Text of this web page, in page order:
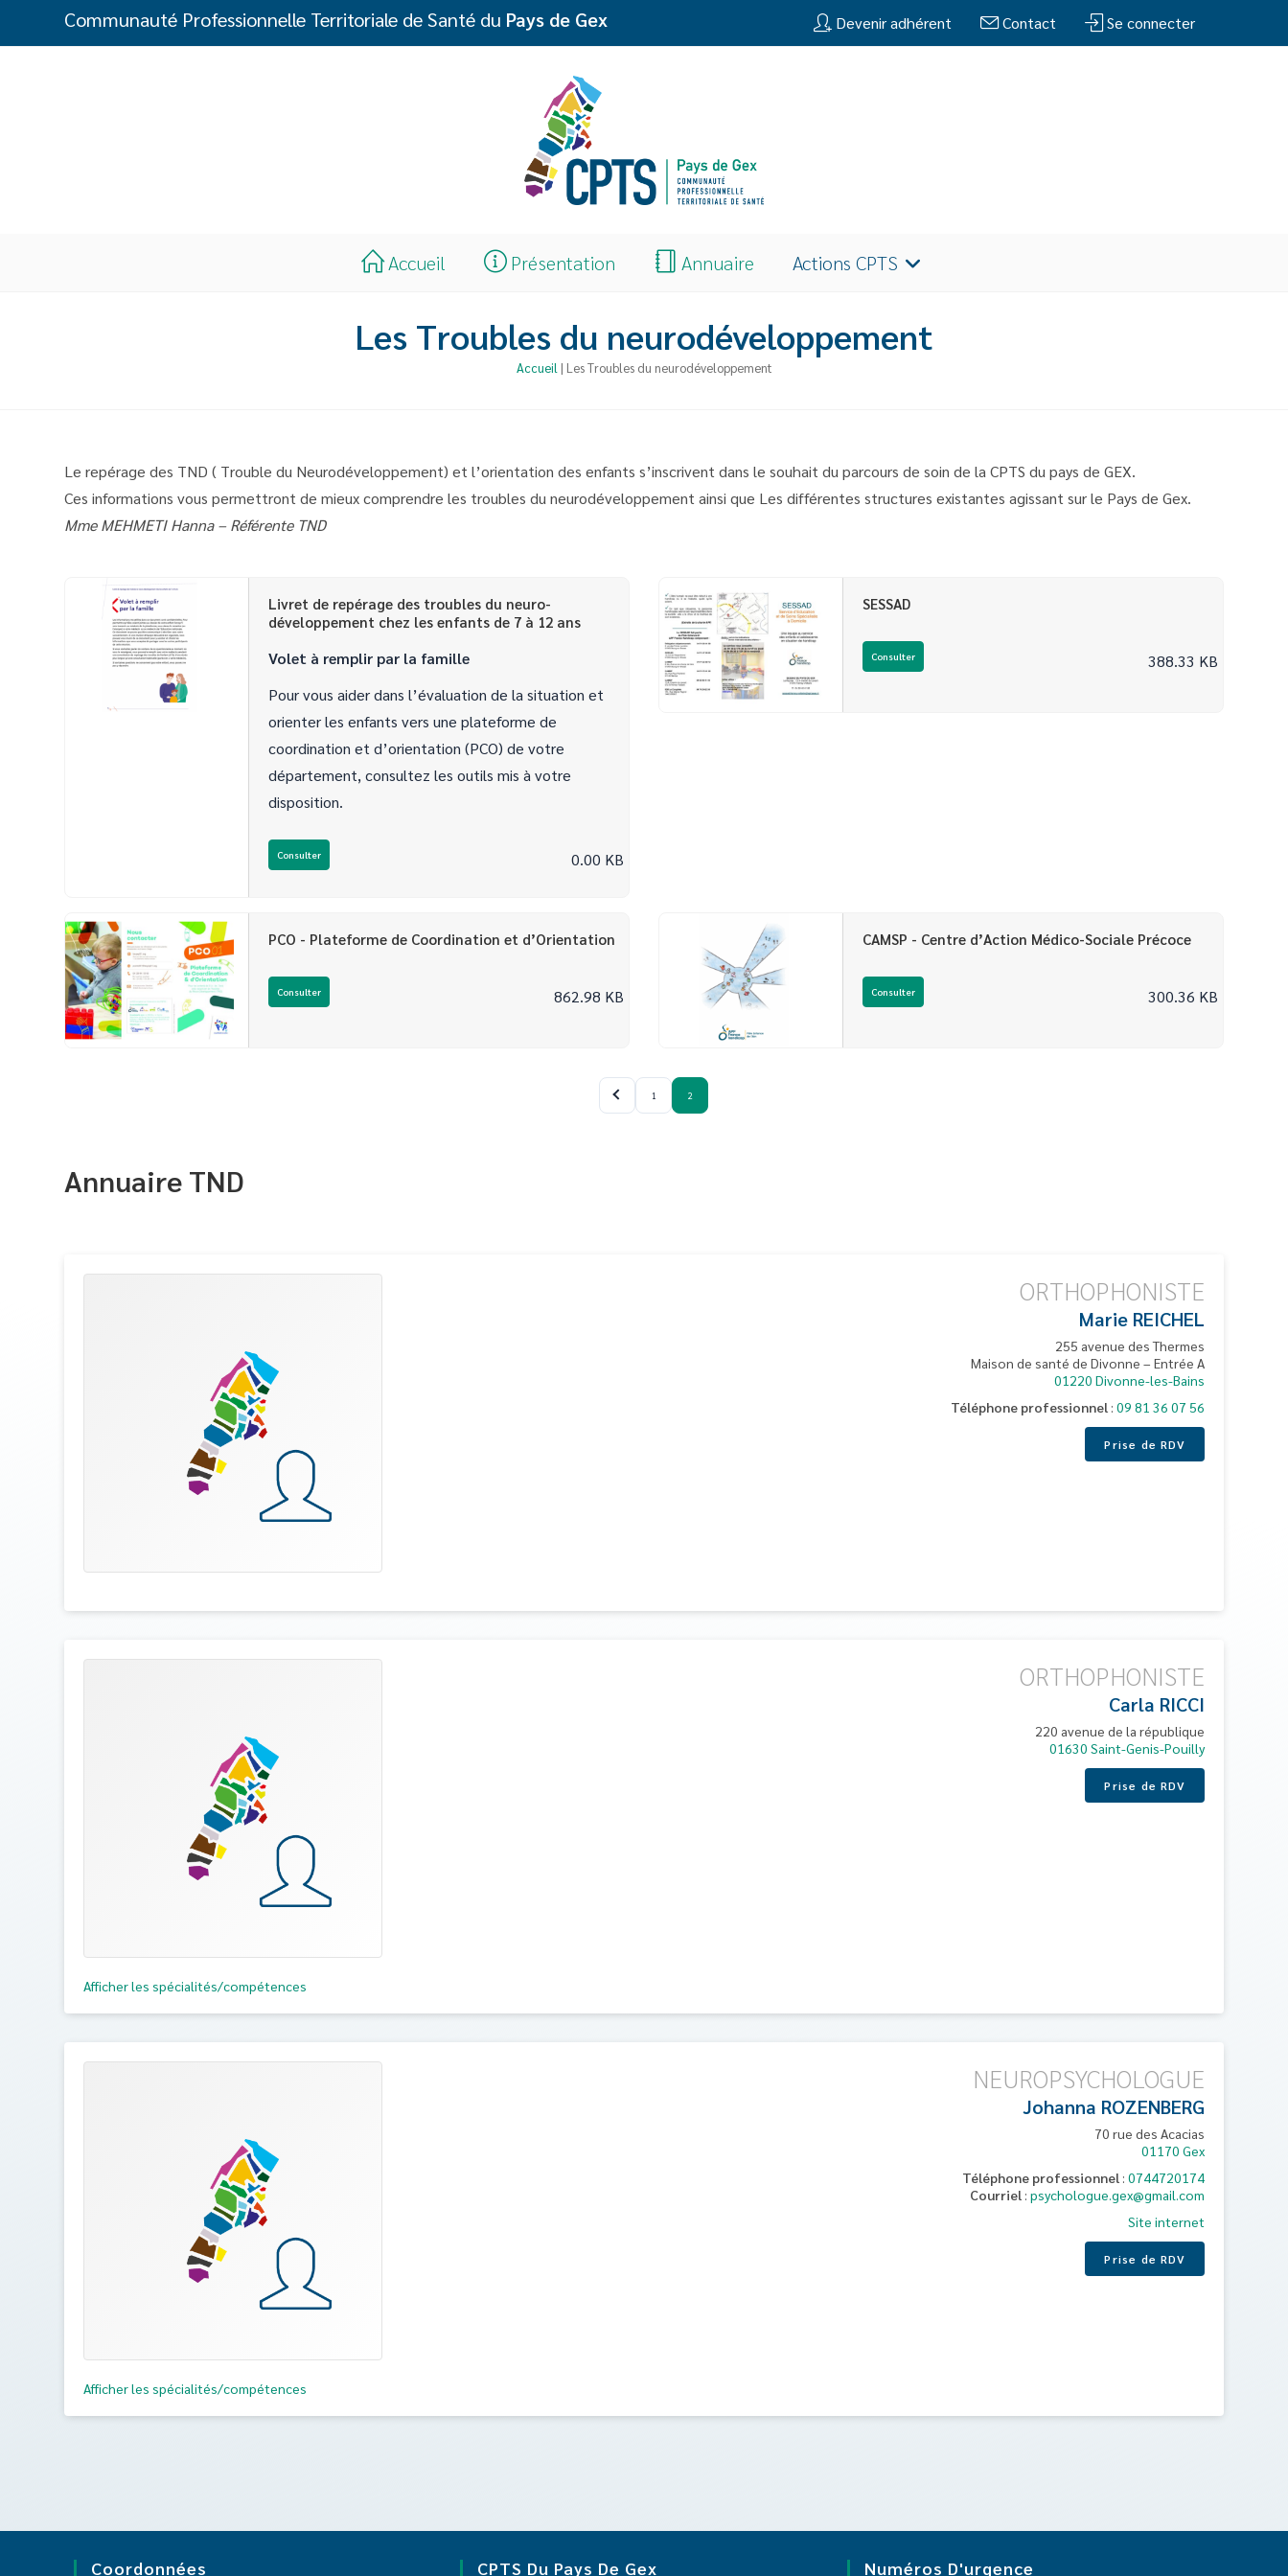
Devenir adhérent Contact Se connecter
Communauté Professionnelle Territoriale de Santé du Pays de Gex
Accueil Présentation Annuaire Actions CPTS
Les Troubles du neurodéveloppement
Accueil | Les Troubles du neurodéveloppement
Le repérage des TND ( Trouble du Neurodéveloppement) et l’orientation des enfants s’inscrivent dans le souhait du parcours de soin de la CPTS du pays de GEX.
Ces informations vous permettront de mieux comprendre les troubles du neurodéveloppement ainsi que Les différentes structures existantes agissant sur le Pays de Gex.
Mme MEHMETI Hanna – Référente TND
Livret de repérage des troubles du neuro-
développement chez les enfants de 7 à 12 ans
Volet à remplir par la famille
Pour vous aider dans l’évaluation de la situation et
orienter les enfants vers une plateforme de
coordination et d’orientation (PCO) de votre
département, consultez les outils mis à votre
disposition.
Consulter 0.00 KB
SESSAD
Consulter 388.33 KB
PCO - Plateforme de Coordination et d’Orientation
Consulter 862.98 KB
CAMSP - Centre d’Action Médico-Sociale Précoce
Consulter 300.36 KB
1 2
Annuaire TND
ORTHOPHONISTE
Marie REICHEL
255 avenue des Thermes
Maison de santé de Divonne – Entrée A
01220 Divonne-les-Bains
Téléphone professionnel : 09 81 36 07 56
Prise de RDV
ORTHOPHONISTE
Carla RICCI
220 avenue de la république
01630 Saint-Genis-Pouilly
Prise de RDV
Afficher les spécialités/compétences
NEUROPSYCHOLOGUE
Johanna ROZENBERG
70 rue des Acacias
01170 Gex
Téléphone professionnel : 0744720174
Courriel : psychologue.gex@gmail.com
Site internet
Prise de RDV
Afficher les spécialités/compétences
Coordonnées CPTS Du Pays De Gex Numéros D'urgence